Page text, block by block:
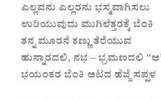
ಎಲ್ಲವನು ಎಲ್ಲರನು ಭಸ್ಮವಾಗಿಸಲು
ಉರಿಯುವುದು ಮುಗಿಲೆತ್ತರಕ್ಕೆ ಬೆಂಕಿ
ತನ್ನ ಮೂರನೆ ಕಣ್ಣು ತೆರೆಯುವ
ಹುನ್ನಾರದಲಿ, ‌ನಭ – ಭ್ರಮಣದಲಿ‌
ಭಯಂಕರ ಬೆಂಕಿ ಆಟದ ಹೆಜ್ಜೆ ಸಪ್ಪಳ